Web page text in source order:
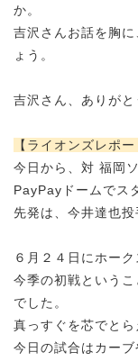
か。
吉沢さんお話を胸
ょう。
吉沢さん、ありがと
【ライオンズレポー
今日から、対 福岡
PayPayドームでス
先発は、今井達也投
６月２４日にホーク
今季の初戦という
でした。
真っすぐを芯でとら
今日の試合はカーブ